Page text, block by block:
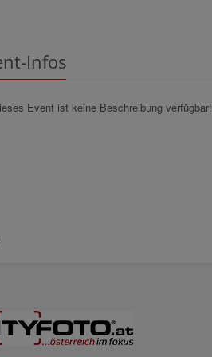
Infos
Event ist keine Beschreibung verfügbar!